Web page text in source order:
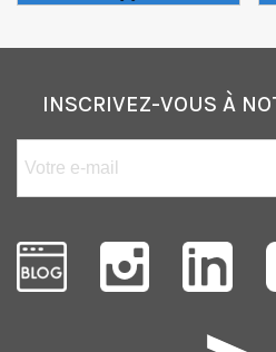
INSCRIVEZ-VOUS À